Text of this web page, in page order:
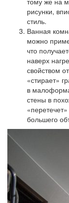
рисунки,
стиль.
Ванная
можно
что
наверх
свойством
«стирает»
в
стены в
большего